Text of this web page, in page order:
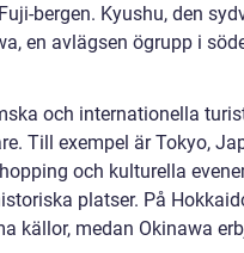
bergen. Kyushu, den
en avlägsen ögrupp i
och internationella
Till exempel är Tokyo,
och kulturella
platser. På
källor, medan Okinawa